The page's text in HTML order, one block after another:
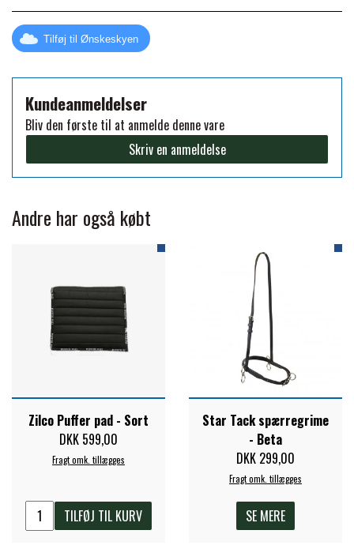
PREMIER EQUINE SADLER
PREMIER EQUINE SADEL TILBEHØR
PREMIER EQUINE SADELUNDERLAG
PREMIER EQUINE BENBESKYTTELSE
PREMIER EQUINE TRANSPORT
PREMIER EQUINE KØLETERAPI
PREMIER EQUINE GROOMING & STALD
PREMIER EQUINE RYTTER
FORAN EQUINE
GP TACK
HAPPY MOUTH
JACKS
KÄLLQUIST EQUESTIAN
LIKIT
Tilføj til Ønskeskyen
Kundeanmeldelser
Bliv den første til at anmelde denne vare
Skriv en anmeldelse
Andre har også købt
Zilco Puffer pad - Sort
DKK 599,00
Fragt omk. tillægges
TILFØJ TIL KURV
Star Tack spærregrime
- Beta
DKK 299,00
Fragt omk. tillægges
SE MERE